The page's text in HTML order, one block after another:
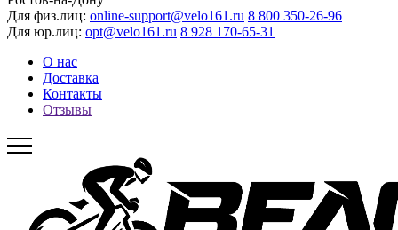
Для физ.лиц: online-support@velo161.ru 8 800 350-26-96
Для юр.лиц: opt@velo161.ru 8 928 170-65-31
О нас
Доставка
Контакты
Отзывы